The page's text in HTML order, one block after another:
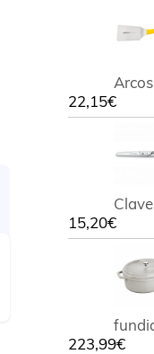
22,15€
15,20€
223,99€